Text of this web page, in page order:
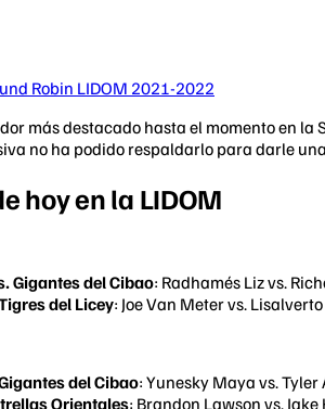
Robin LIDOM 2021-2022
más destacado hasta el momento en
no ha podido respaldarlo para darle
hoy en la LIDOM
Gigantes del Cibao: Radhamés Liz vs.
del Licey: Joe Van Meter vs.
del Cibao: Yunesky Maya vs.
Orientales: Brandon Lawson vs. Jake